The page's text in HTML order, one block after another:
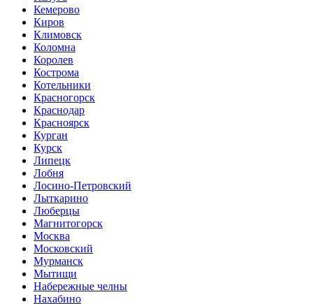
Кемерово
Киров
Климовск
Коломна
Королев
Кострома
Котельники
Красногорск
Краснодар
Красноярск
Курган
Курск
Липецк
Лобня
Лосино-Петровский
Лыткарино
Люберцы
Магнитогорск
Москва
Московский
Мурманск
Мытищи
Набережные челны
Нахабино